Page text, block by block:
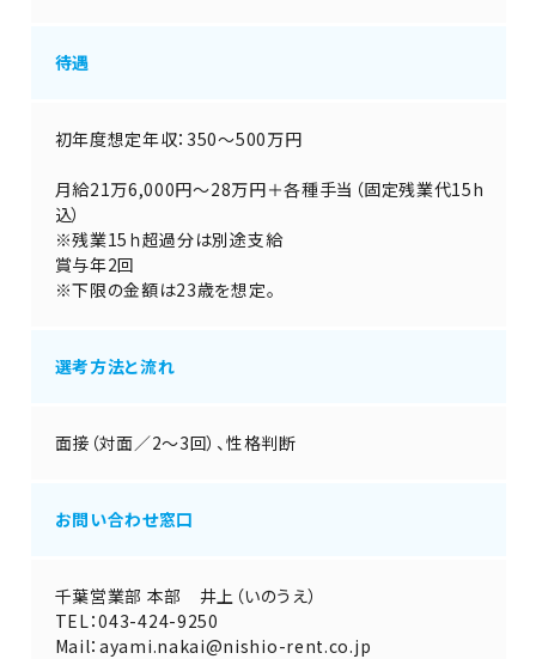
待遇
初年度想定年収：350～500万円
月給21万6,000円～28万円＋各種手当（固定残業代15h
込）
※残業15ｈ超過分は別途支給
賞与年2回
※下限の金額は23歳を想定。
選考方法と流れ
面接（対面／2～3回）、性格判断
お問い合わせ窓口
千葉営業部 本部 井上（いのうえ）
TEL：043-424-9250
Mail：ayami.nakai@nishio-rent.co.jp